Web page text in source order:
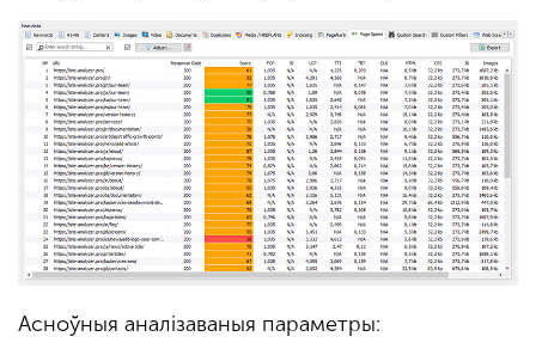
Асноўныя аналізаваныя параметры: